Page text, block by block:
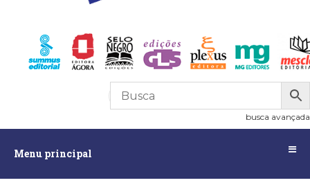
R$0,00
busca avançada
Menu principal
principalAssuntos